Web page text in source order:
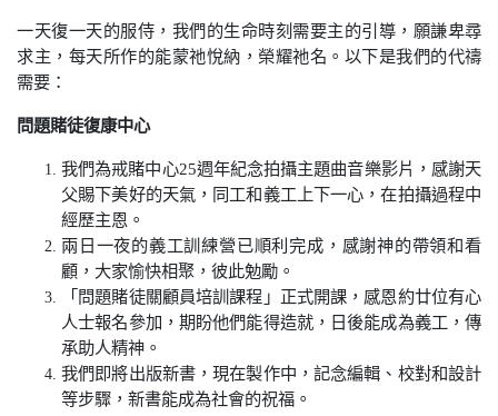
一天復一天的服侍，我們的生命時刻需要主的引導，願謙卑尋
求主，每天所作的能蒙祂悅納，榮耀祂名。以下是我們的代禱
需要：
問題賭徒復康中心
我們為戒賭中心25週年紀念拍攝主題曲音樂影片，感謝天
父賜下美好的天氣，同工和義工上下一心，在拍攝過程中
經歷主恩。
兩日一夜的義工訓練營已順利完成，感謝神的帶領和看
顧，大家愉快相聚，彼此勉勵。
「問題賭徒關顧員培訓課程」正式開課，感恩約廿位有心
人士報名參加，期盼他們能得造就，日後能成為義工，傳
承助人精神。
我們即將出版新書，現在製作中，記念編輯、校對和設計
等步驟，新書能成為社會的祝福。